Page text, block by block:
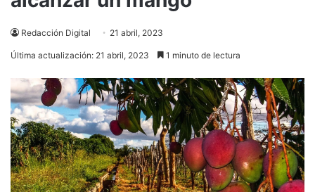
Redacción Digital 21 abril, 2023
Última actualización: 21 abril, 2023 1 minuto de lectura